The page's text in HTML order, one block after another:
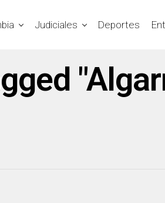
Judiciales Deportes